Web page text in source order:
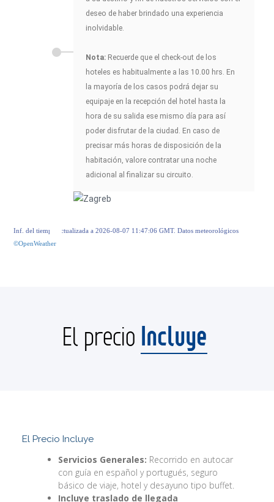
deseo de haber brindado una experiencia
inolvidable.
Nota: Recuerde que el check-out de los
hoteles es habitualmente a las 10.00 hrs. En
la mayoría de los casos podrá dejar su
equipaje en la recepción del hotel hasta la
hora de su salida ese mismo día para así
poder disfrutar de la ciudad. En caso de
precisar más horas de disposición de la
habitación, valore contratar una noche
adicional al finalizar su circuito.
Inf. del tiempo actualizada a 2026-08-07 11:47:06 GMT. Datos meteorológicos
©OpenWeather
El precio Incluye
El Precio Incluye
Servicios Generales: Recorrido en autocar
con guía en español y portugués, seguro
básico de viaje, hotel y desayuno tipo buffet.
Incluye traslado de llegada